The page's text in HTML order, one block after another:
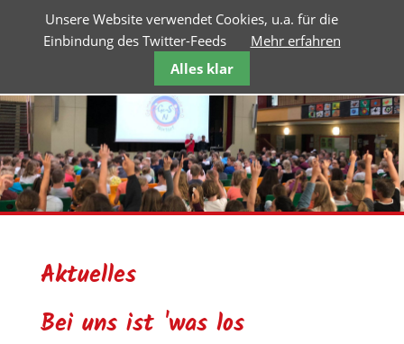
Aktuelles
Bei uns ist 'was los
Unsere Website verwendet Cookies, u.a. für die
Einbindung des Twitter-Feeds
Mehr erfahren
Alles klar